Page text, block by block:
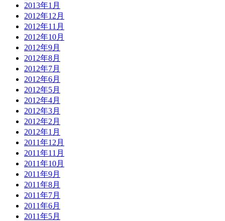
2013年1月
2012年12月
2012年11月
2012年10月
2012年9月
2012年8月
2012年7月
2012年6月
2012年5月
2012年4月
2012年3月
2012年2月
2012年1月
2011年12月
2011年11月
2011年10月
2011年9月
2011年8月
2011年7月
2011年6月
2011年5月